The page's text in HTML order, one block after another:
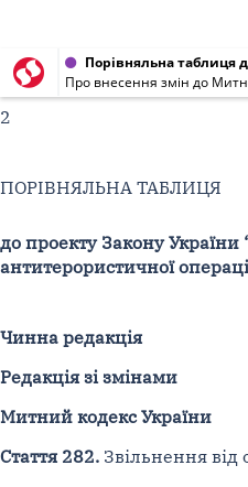
Порівняльна таблиця
Про внесення змін до